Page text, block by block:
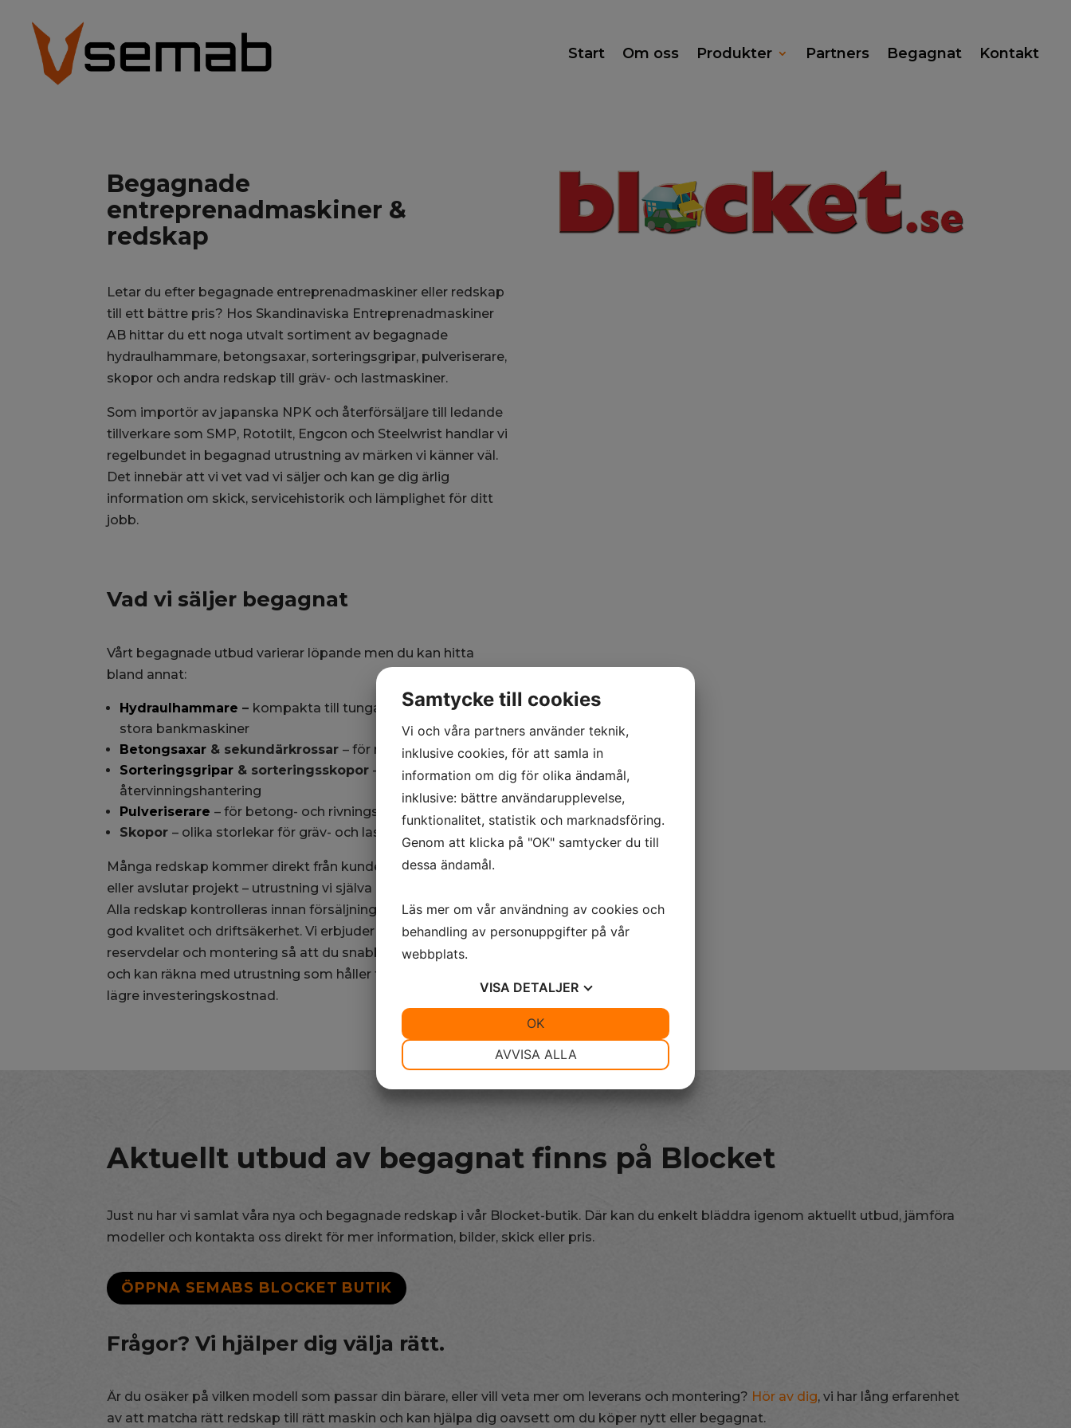
Start Om oss Produkter Partners Begagnat Kontakt
Begagnade
entreprenadmaskiner &
redskap
Letar du efter begagnade entreprenadmaskiner eller redskap
till ett bättre pris? Hos Skandinaviska Entreprenadmaskiner
AB hittar du ett noga utvalt sortiment av begagnade
hydraulhammare, betongsaxar, sorteringsgripar, pulveriserare,
skopor och andra redskap till gräv- och lastmaskiner.
Som importör av japanska NPK och återförsäljare till ledande
tillverkare som SMP, Rototilt, Engcon och Steelwrist handlar vi
regelbundet in begagnad utrustning av märken vi känner väl.
Det innebär att vi vet vad vi säljer och kan ge dig ärlig
information om skick, servicehistorik och lämplighet för ditt
jobb.
Vad vi säljer begagnat
Vårt begagnade utbud varierar löpande men du kan hitta
bland annat:
Hydraulhammare – kompakta till tunga, för minigrävare till
stora bankmaskiner
Betongsaxar & sekundärkrossar– för rivning och sortering
Sorteringsgripar & sorteringsskopor– för massa- och
återvinningshantering
Pulveriserare– för betong- och rivningsarbeten
Skopor– olika storlekar för gräv- och lastmaskiner
Många redskap kommer direkt från kunder som uppgraderar
eller avslutar projekt – utrustning vi själva har sålt och servat.
Alla redskap kontrolleras innan försäljning för att säkerställa
god kvalitet och driftsäkerhet. Vi erbjuder även service,
reservdelar och montering så att du snabbt kommer igång –
och kan räkna med utrustning som håller för tuffa jobb, till en
lägre investeringskostnad.
Aktuellt utbud av begagnat finns på Blocket
Just nu har vi samlat våra nya och begagnade redskap i vår Blocket-butik. Där kan du enkelt bläddra igenom aktuellt utbud, jämföra
modeller och kontakta oss direkt för mer information, bilder, skick eller pris.
ÖPPNA SEMABS BLOCKET BUTIK
Frågor? Vi hjälper dig välja rätt.
Är du osäker på vilken modell som passar din bärare, eller vill veta mer om leverans och montering? Hör av dig, vi har lång erfarenhet
av att matcha rätt redskap till rätt maskin och kan hjälpa dig oavsett om du köper nytt eller begagnat.
Samtycke till cookies
Vi och våra partners använder teknik,
inklusive cookies, för att samla in
information om dig för olika ändamål,
inklusive: bättre användarupplevelse,
funktionalitet, statistik och marknadsföring.
Genom att klicka på "OK" samtycker du till
dessa ändamål.
Läs mer om vår användning av cookies och
behandling av personuppgifter på vår
webbplats.
VISA DETALJER
AVVISA ALLA
OK